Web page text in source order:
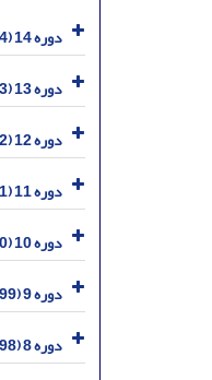
دوره 14 (1404)
دوره 13 (1403)
دوره 12 (1402)
دوره 11 (1401)
دوره 10 (1400)
دوره 9 (1399)
دوره 8 (1398)